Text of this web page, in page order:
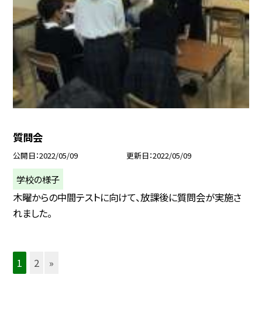
質問会
公開日 2022/05/09 更新日 2022/05/09
学校の様子
木曜からの中間テストに向けて、放課後に質問会が実施さ
れました。
1 2 »